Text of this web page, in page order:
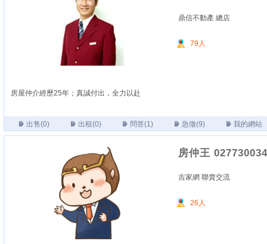
鼎信不動產 總店
79人
房屋仲介經歷25年；真誠付出，全力以赴
出售(0) 出租(0) 問答(1) 急徵(9) 我的網站
房仲王
吉家網 聯賣交流
26人